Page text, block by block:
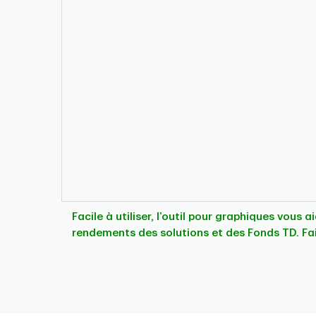
Facile à utiliser, l’outil pour graphiques vous
rendements des solutions et des Fonds TD.